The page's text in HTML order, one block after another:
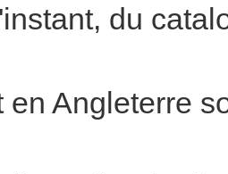
du
en Angleterre